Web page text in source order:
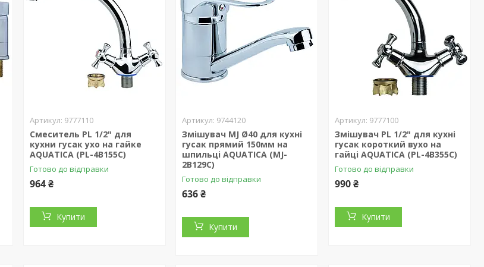
9777110
Смеситель PL 1/2" для
кухни гусак ухо на гайке
AQUATICA (PL-4B155C)
Готово до відправки
964 ₴
Купити
9744120
Змішувач MJ Ø40 для кухні
гусак прямий 150мм на
шпильці AQUATICA (MJ-
2B129C)
Готово до відправки
636 ₴
Купити
9777100
Змішувач PL 1/2" для кухні
гусак короткий вухо на
гайці AQUATICA (PL-4B355C)
Готово до відправки
990 ₴
Купити